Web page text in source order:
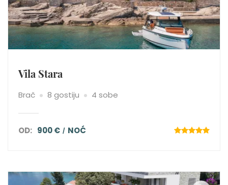
Vila Stara
Brač 8 gostiju 4 sobe
OD: 900 € NOĆ